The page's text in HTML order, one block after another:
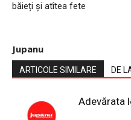
băieți și atîtea fete
Jupanu
ARTICOLE SIMILARE DE
Adevărata